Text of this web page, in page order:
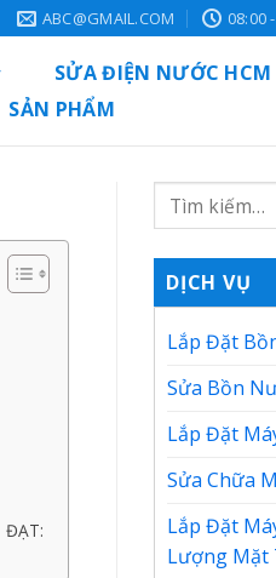
ABC@GMAIL.COM 08:00
SỬA ĐIỆN NƯỚC HCM
SẢN PHẨM
ĐẠT:
DỊCH VỤ
Lắp Đặt
Sửa Bồn
Lắp Đặt
Sửa Chữa
Lắp Đặt
Lượng Mặt